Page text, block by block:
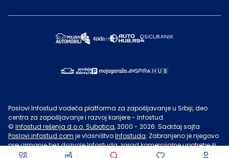
Poslovi Infostud vodeća platforma za zapošljavanje u Srbiji, deo
centra za zapošljavanje i razvoj karijere - Infostud.
© Infostud rešenja d.o.o. Subotica, 2000 - 2026. Sadržaj sajta
Poslovi.infostud.com je vlasništvoInfostuda. Zabranjeno je njegovo
preuzimanje bez dozvoleInfostuda, zarad komercijalne upotrebe ili
u druge svrhe, osim za lične potrebe posetilaca sajta.